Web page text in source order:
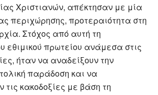
Χριστιανών, απέκτησαν με μία
περιχώρησης, προτεραιότητα στη
Στόχος από αυτή τη
εθιμικού πρωτείου ανάμεσα στις
ήταν να αναδείξουν την
παράδοση και να
τις κακοδοξίες με βάση τη